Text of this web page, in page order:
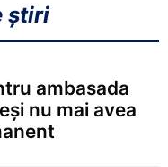
știri
ambasada
nu mai avea